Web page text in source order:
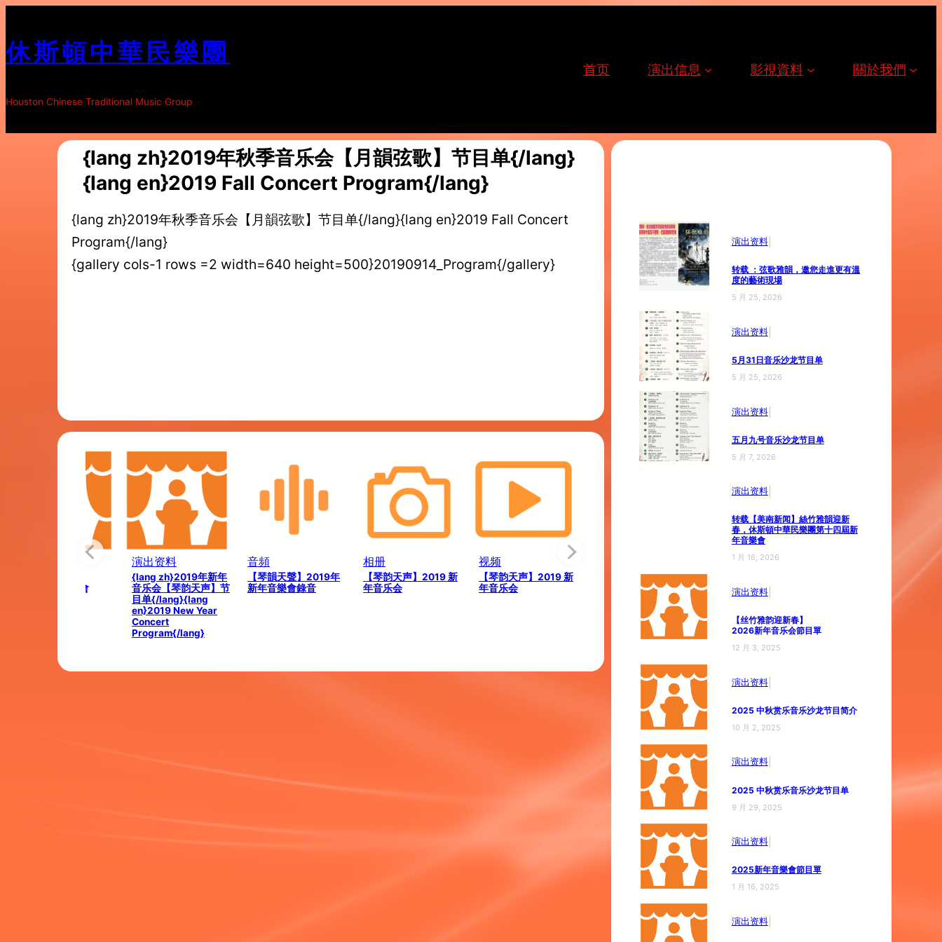
至
内
休斯頓中華民樂團
Houston Chinese Traditional Music Group
首页 演出信息 影視資料 關於我們
{lang zh}2019年秋季音乐会【月韻弦歌】节目单{/lang}
{lang en}2019 Fall Concert Program{/lang}
{lang zh}2019年秋季音乐会【月韻弦歌】节目单{/lang}{lang en}2019 Fall Concert
Program{/lang}
{gallery cols-1 rows =2 width=640 height=500}20190914_Program{/gallery}
2019新年音樂會
演出资料
{lang zh}2019年新年
音乐会【琴韵天声】节
目单{/lang}{lang
en}2019 New Year
Concert
Program{/lang}
音頻
【琴韻天聲】2019年
新年音樂會錄音
相册
【琴韵天声】2019 新
年音乐会
视频
【琴韵天声】2019 新
年音乐会
演出资料|
转载 ：弦歌雅韻，邀您走進更有溫
度的藝術現場
5 月 25, 2026
演出资料|
5月31日音乐沙龙节目单
5 月 25, 2026
演出资料|
五月九号音乐沙龙节目单
5 月 7, 2026
演出资料|
转载【美南新闻】絲竹雅韻迎新
春，休斯頓中華民樂團第十四屆新
年音樂會
1 月 16, 2026
演出资料|
【丝竹雅韵迎新春】
2026新年音乐会節目單
12 月 3, 2025
演出资料|
2025 中秋赏乐音乐沙龙节目简介
10 月 2, 2025
演出资料|
2025 中秋赏乐音乐沙龙节目单
9 月 29, 2025
演出资料|
2025新年音樂會節目單
1 月 16, 2025
演出资料|